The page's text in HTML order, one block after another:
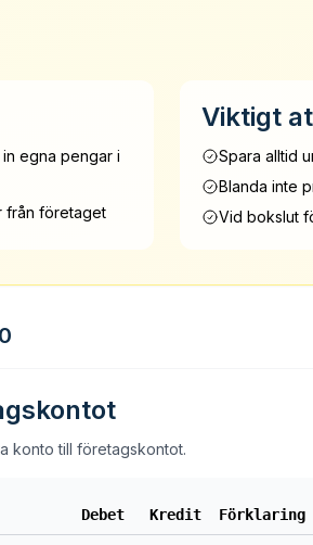
egna pengar i
från företaget
Viktigt
Spara alltid
Blanda inte
Vid bokslut
konto till företagskontot.
Debet Kredit Förklaring